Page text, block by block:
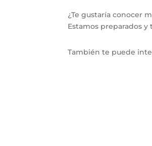
¿Te gustaría conocer
Estamos preparados
También te puede